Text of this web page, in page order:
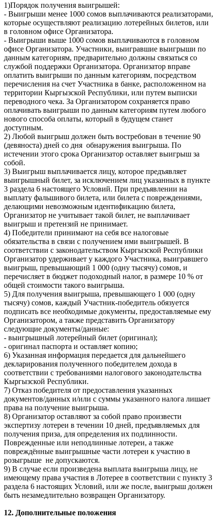
1)Порядок получения выигрышей:
- Выигрыши менее 1000 сомов выплачиваются реализаторами,
которые осуществляют реализацию лотерейных билетов, или
в головном офисе Организатора.
- Выигрыши выше 1000 сомов выплачиваются в головном
офисе Организатора. Участники, выигравшие выигрыши по
данным категориям, предварительно должны связаться со
службой поддержки Организатора. Организатор вправе
оплатить выигрыши по данным категориям, посредством
перечисления на счет Участника в банке, расположенном на
территории Кыргызской Республики, или путем выписки
переводного чека. За Организатором сохраняется право
оплачивать выигрыши по данным категориям путем любого
нового способа оплаты, который в будущем станет
доступным.
2) Любой выигрыш должен быть востребован в течение 90
(девяноста) дней со дня обнаружения выигрыша. По
истечении этого срока Организатор оставляет выигрыш за
собой.
3) Выигрыш выплачивается лицу, которое предъявляет
выигрышный билет, за исключением лиц указанных в пункте
3 раздела 6 настоящего Условий. При предъявлении на
выплату фальшивого билета, или билета с повреждениями,
делающими невозможным идентификацию билета,
Организатор не учитывает такой билет, не выплачивает
выигрыш и претензий не принимает.
4) Победители принимают на себя все налоговые
обязательства в связи с получением ими выигрышей. В
соответствии с законодательством Кыргызской Республики
Организатор удерживает у каждого Участника, выигравшего
выигрыш, превышающий 1 000 (одну тысячу) сомов, и
перечисляет в бюджет подоходный налог, в размере 10 % от
общей стоимости такого выигрыша.
5) Для получения выигрыша, превышающего 1 000 (одну
тысячу) сомов, каждый Участник-победитель обязуется
подписать все необходимые документы, предоставляемые ему
Организатором, а также представить Организатору
следующие документы/данные:
- выигрышный лотерейный билет (оригинал);
- оригинал паспорта и оставляет копию;
6) Указанная информация передается для дальнейшего
декларирования полученного победителем дохода в
соответствии с требованиями налогового законодательства
Кыргызской Республики.
7) Отказ победителя от предоставления указанных
документов/данных и/или с суммы указанного налога лишает
права на получение выигрыша.
8) Организатор оставляют за собой право произвести
экспертизу лотереи в течении 10 дней, предъявляемых для
получения приза, для определения их подлинности.
Поврежденные или неподлинные лотереи, а также
повреждённые выигрышные части лотереи к участию в
розыгрыше не допускаются.
9) В случае если произведена выплата выигрыша лицу, не
имеющему права участия в Лотерее в соответствии с пункту 3
раздела 6 настоящих Условий, или же после, выигрыш должен
быть незамедлительно возвращен Организатору.
12. Дополнительные положения